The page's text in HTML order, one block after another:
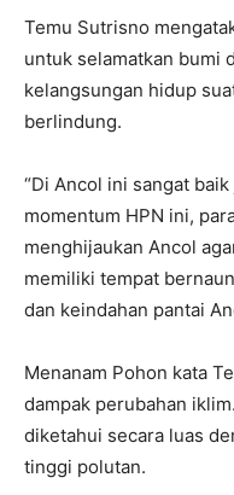
Temu Sutrisno
untuk selamatkan bumi
kelangsungan hidup
berlindung.
“Di Ancol ini sangat
momentum HPN ini,
menghijaukan Ancol
memiliki tempat
dan keindahan pantai
Menanam Pohon kata
dampak perubahan
diketahui secara luas
tinggi polutan.